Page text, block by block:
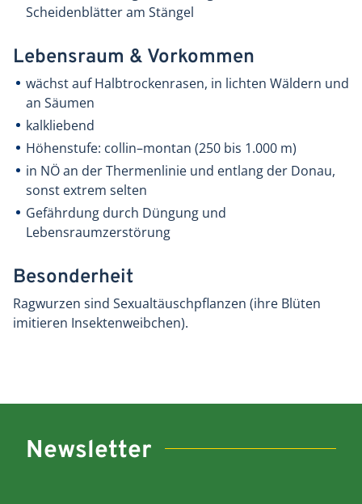
Scheidenblätter am Stängel
Lebensraum & Vorkommen
wächst auf Halbtrockenrasen, in lichten Wäldern und
an Säumen
kalkliebend
Höhenstufe: collin–montan (250 bis 1.000 m)
in NÖ an der Thermenlinie und entlang der Donau,
sonst extrem selten
Gefährdung durch Düngung und
Lebensraumzerstörung
Besonderheit
Ragwurzen sind Sexualtäuschpflanzen (ihre Blüten
imitieren Insektenweibchen).
Newsletter